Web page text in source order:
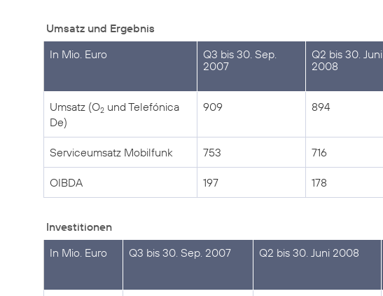
Umsatz und Ergebnis
In Mio. Euro
Q3 bis 30. Sep.
2007
Q2 bis 30. Juni
2008
Umsatz (O2 und Telefónica
De)
909 894
Serviceumsatz Mobilfunk 753 716
OIBDA 197 178
Investitionen
In Mio. Euro
Q3 bis 30. Sep. 2007 Q2 bis 30. Juni 2008